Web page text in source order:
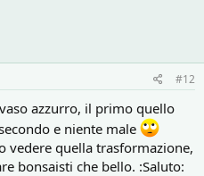
#12
azzurro, il primo quello
e niente male
vedere quella trasformazione,
bonsaisti che bello. :Saluto: